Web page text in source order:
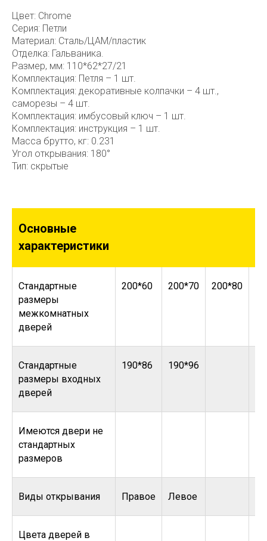
Цвет: Chrome
Серия: Петли
Материал: Сталь/ЦАМ/пластик
Отделка: Гальваника.
Размер, мм: 110*62*27/21
Комплектация: Петля – 1 шт.
Комплектация: декоративные колпачки – 4 шт.,
саморезы – 4 шт.
Комплектация: имбусовый ключ – 1 шт.
Комплектация: инструкция – 1 шт.
Масса брутто, кг: 0.231
Угол открывания: 180°
Тип: скрытые
Основные
характеристики
Стандартные
размеры
межкомнатных
дверей
200*60 200*70 200*80
Стандартные
размеры входных
дверей
190*86 190*96
Имеются двери не
стандартных
размеров
Виды открывания Правое Левое
Цвета дверей в